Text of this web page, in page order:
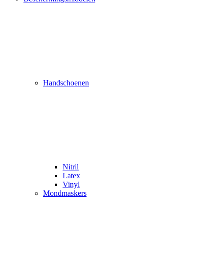
Handschoenen
Nitril
Latex
Vinyl
Mondmaskers